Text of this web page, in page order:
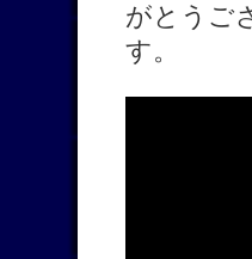
がとうご
す。